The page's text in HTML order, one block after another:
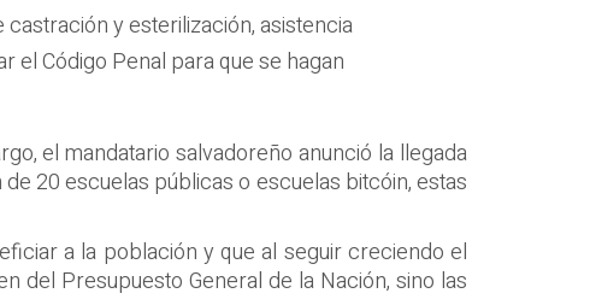
y esterilización, asistencia
el Código Penal para que se hagan
el mandatario salvadoreño anunció la llegada
20 escuelas públicas o escuelas bitcóin, estas
a la población y que al seguir creciendo el
del Presupuesto General de la Nación, sino las